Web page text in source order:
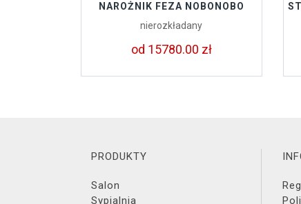
NAROŻNIK FEZA NOBONOBO
nierozkładany
od 15780.00 zł
PRODUKTY
Salon
Sypialnia